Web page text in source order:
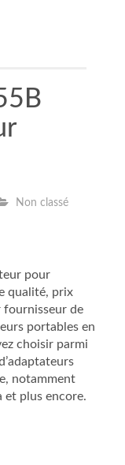
Non classé
pour
qualité, prix
fournisseur de
portables en
choisir parmi
notamment
et plus encore.